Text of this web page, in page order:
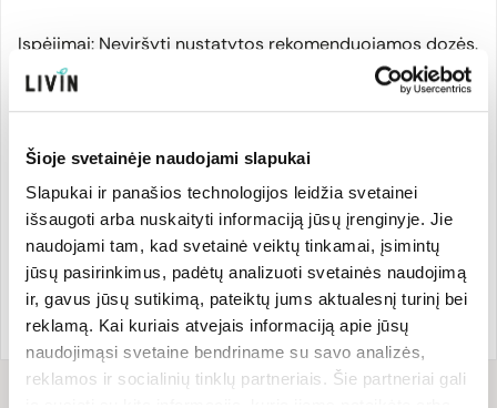
Šioje svetainėje naudojami slapukai
Slapukai ir panašios technologijos leidžia svetainei
išsaugoti arba nuskaityti informaciją jūsų įrenginyje. Jie
naudojami tam, kad svetainė veiktų tinkamai, įsimintų
jūsų pasirinkimus, padėtų analizuoti svetainės naudojimą
ir, gavus jūsų sutikimą, pateiktų jums aktualesnį turinį bei
reklamą. Kai kuriais atvejais informaciją apie jūsų
naudojimąsi svetaine bendriname su savo analizės,
reklamos ir socialinių tinklų partneriais. Šie partneriai gali
Įspėjimai: Neviršyti nustatytos rekomenduojamos dozės.
Maisto papildas neturėtų būti vartojamas kaip maisto
pakaitalas. Laikyti vaikams nepasiekiamoje vietoje.
Gamintojas
Kilmės šalis:
Kinija
Prekės ženklo šalis:
Slovėnija
Prekės kodas: SLIM5440
383005295440